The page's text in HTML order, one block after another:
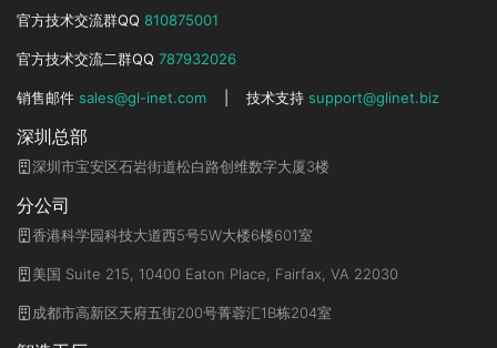
官方技术交流群QQ 810875001
官方技术交流二群QQ 787932026
销售邮件 sales@gl-inet.com 技术支持 support@glinet.biz
深圳总部
深圳市宝安区石岩街道松白路创维数字大厦3楼
分公司
香港科学园科技大道西5号5W大楼6楼601室
美国 Suite 215, 10400 Eaton Place, Fairfax, VA 22030
成都市高新区天府五街200号菁蓉汇1B栋204室